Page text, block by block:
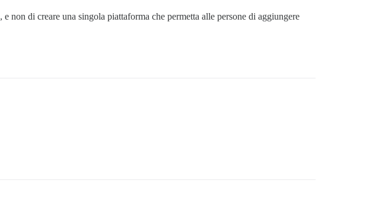
non di creare una singola piattaforma che permetta alle persone di aggiungere